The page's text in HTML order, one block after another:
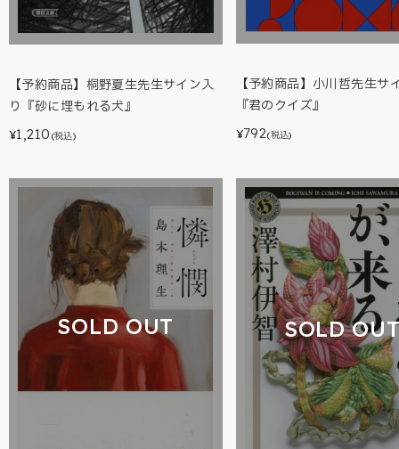
【予約商品】桐野夏生先生サイン入
り『砂に埋もれる犬』
¥1,210 (税込)
【予約商品】小川哲先生サ
『君のクイズ』
¥792(税込)
SOLD OUT SOLD